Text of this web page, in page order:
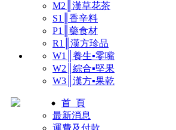
M2║漢草花茶
S1║香辛料
P1║藥食材
R1║漢方珍品
W1║養生▪零嘴
W2║綜合▪堅果
W3║漢方▪果乾
首 頁
最新消息
運費及付款